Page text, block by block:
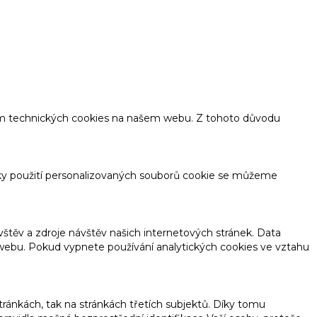
technických cookies na našem webu. Z tohoto důvodu
použití personalizovaných souborů cookie se můžeme
a zdroje návštěv našich internetových stránek. Data
Pokud vypnete používání analytických cookies ve vztahu
tak na stránkách třetích subjektů. Díky tomu